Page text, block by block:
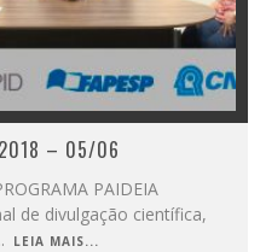
– 05/06
PAIDEIA
de divulgação científica,
LEIA MAIS...